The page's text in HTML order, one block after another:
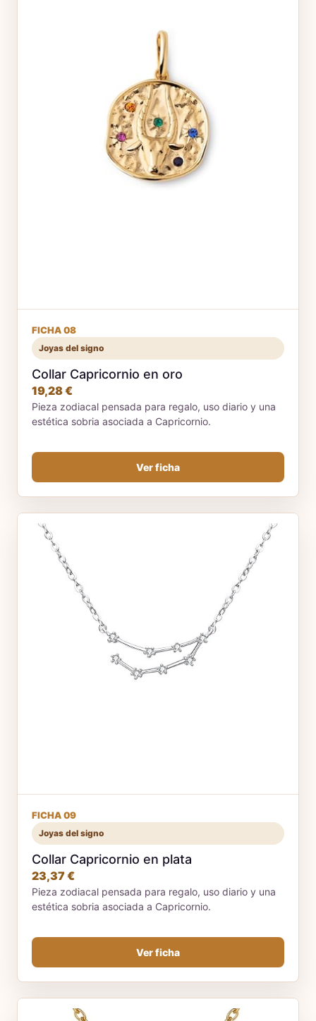
FICHA 08
Joyas del signo
Collar Capricornio en oro
19,28 €
Pieza zodiacal pensada para regalo, uso diario y una
estética sobria asociada a Capricornio.
Ver ficha
FICHA 09
Joyas del signo
Collar Capricornio en plata
23,37 €
Pieza zodiacal pensada para regalo, uso diario y una
estética sobria asociada a Capricornio.
Ver ficha